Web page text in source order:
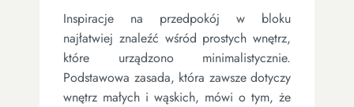
Inspiracje na przedpokój w bloku
najłatwiej znaleźć wśród prostych wnętrz,
które urządzono minimalistycznie.
Podstawowa zasada, która zawsze dotyczy
wnętrz małych i wąskich, mówi o tym, że